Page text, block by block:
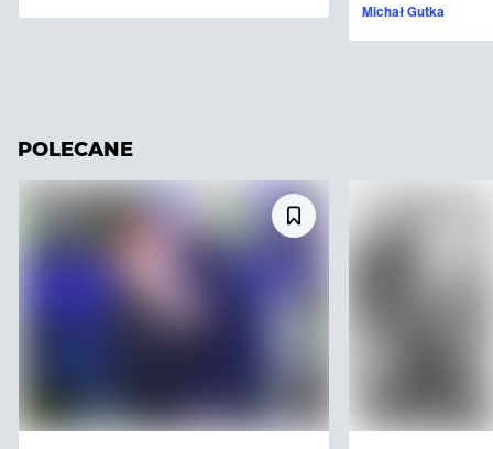
Michał Gutka
POLECANE